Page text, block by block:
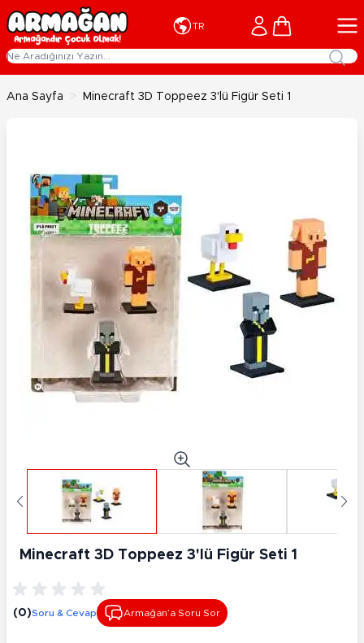
İçeriğe geç
TR Cart
Ana Sayfa > Minecraft 3D Toppeez 3'lü Figür Seti 1
Minecraft 3D Toppeez 3'lü Figür Seti 1
(0)Soru & Cevap Armağan’a Soru Sor